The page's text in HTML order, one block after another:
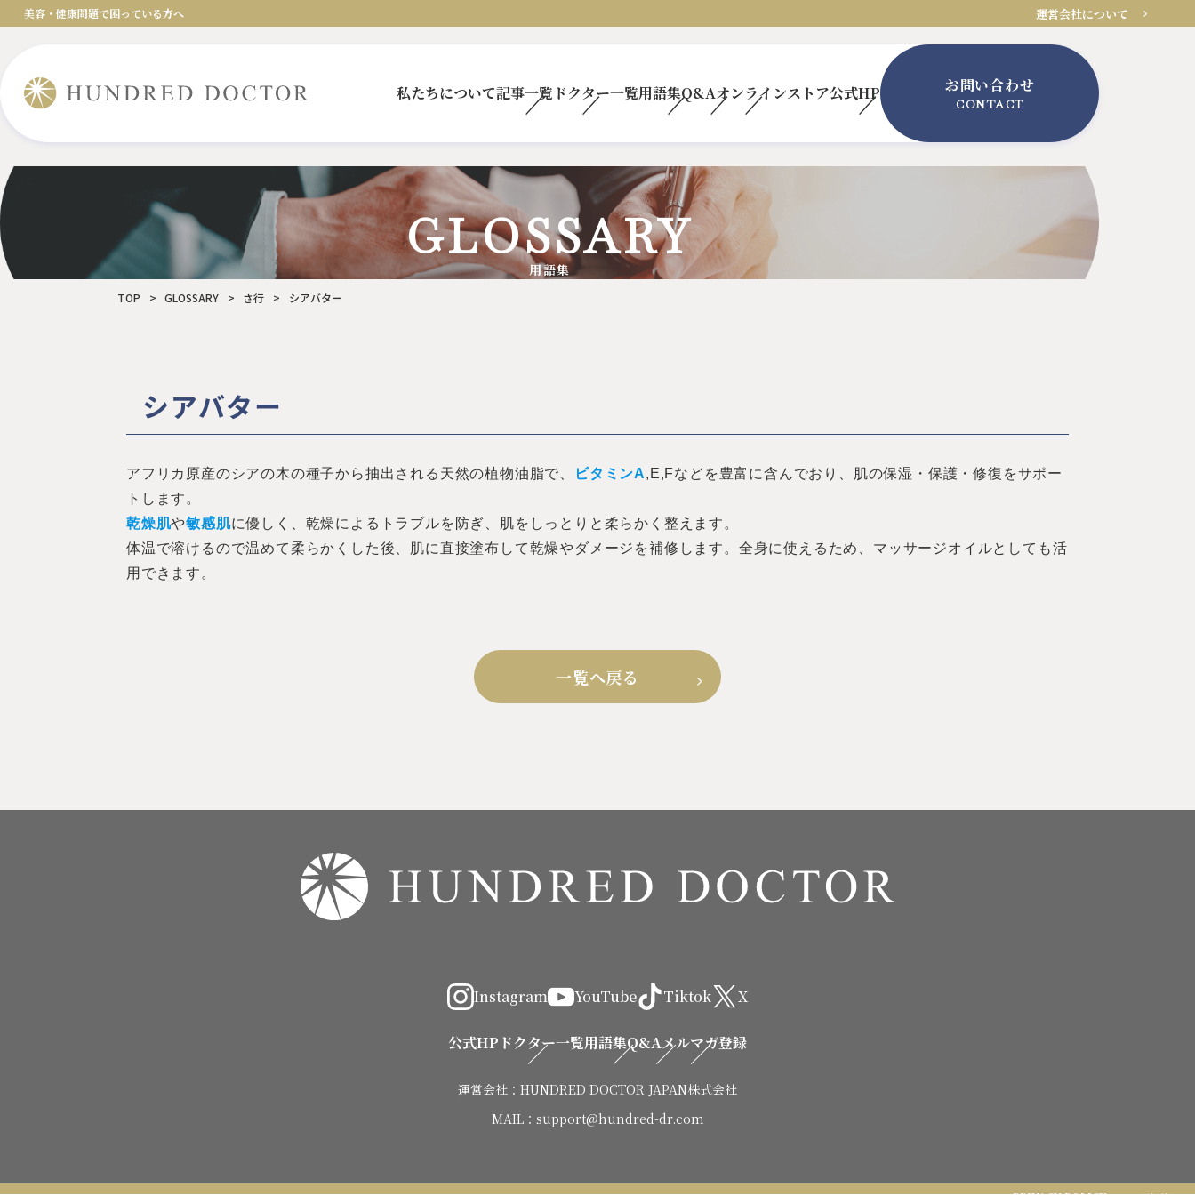
美容・健康問題で困っている方へ 運営会社について
私たちについて記事一覧 ドクター一覧用語集Q&Aオンラインストア公式HP お問い合わせ
CONTACT
GLOSSARY
用語集
TOP > GLOSSARY > さ行 > シアバター
シアバター
アフリカ原産のシアの木の種子から抽出される天然の植物油脂で、 ビタミンA,E,Fなどを豊富に含んでおり、肌の保湿・保護・修復をサポー
トします。
乾燥肌や敏感肌に優しく、乾燥によるトラブルを防ぎ、肌をしっとりと柔らかく整えます。
体温で溶けるので温めて柔らかくした後、肌に直接塗布して乾燥やダメージを補修します。全身に使えるため、マッサージオイルとしても活
用できます。
一覧へ戻る
Instagram YouTube Tiktok X
公式HP ドクター一覧用語集Q&Aメルマガ登録
運営会社：HUNDRED DOCTOR JAPAN株式会社
MAIL：support@hundred-dr.com